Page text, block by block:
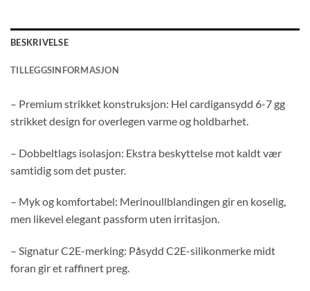
BESKRIVELSE
TILLEGGSINFORMASJON
– Premium strikket konstruksjon: Hel cardigansydd 6-7 gg
strikket design for overlegen varme og holdbarhet.
– Dobbeltlags isolasjon: Ekstra beskyttelse mot kaldt vær
samtidig som det puster.
– Myk og komfortabel: Merinoullblandingen gir en koselig,
men likevel elegant passform uten irritasjon.
– Signatur C2E-merking: Påsydd C2E-silikonmerke midt
foran gir et raffinert preg.